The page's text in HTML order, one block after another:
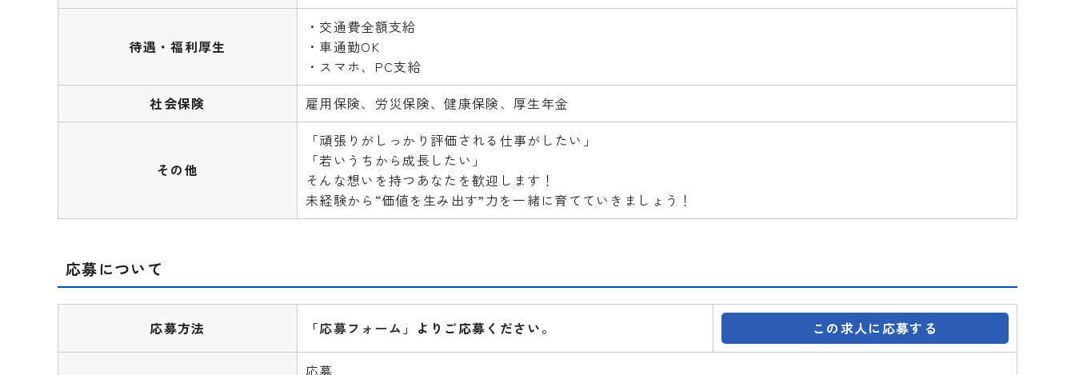
待遇・福利厚生
・交通費全額支給
・車通勤OK
・スマホ、PC支給
社会保険
雇用保険、労災保険、健康保険、厚生年金
その他
「頑張りがしっかり評価される仕事がしたい」
「若いうちから成長したい」
そんな想いを持つあなたを歓迎します！
未経験から“価値を生み出す”力を一緒に育てていきましょう！
応募について
応募方法 「応募フォーム」 よりご応募ください。 この求人に応募する
応募